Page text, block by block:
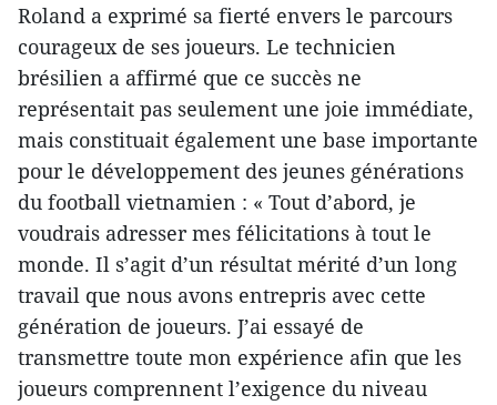
Roland a exprimé sa fierté envers le parcours
courageux de ses joueurs. Le technicien
brésilien a affirmé que ce succès ne
représentait pas seulement une joie immédiate,
mais constituait également une base importante
pour le développement des jeunes générations
du football vietnamien : « Tout d’abord, je
voudrais adresser mes félicitations à tout le
monde. Il s’agit d’un résultat mérité d’un long
travail que nous avons entrepris avec cette
génération de joueurs. J’ai essayé de
transmettre toute mon expérience afin que les
joueurs comprennent l’exigence du niveau